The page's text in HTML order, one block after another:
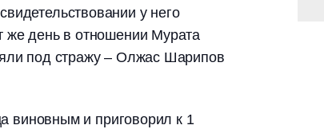
у него
же день в отношении Мурата
под стражу – Олжас Шарипов
виновным и приговорил к 1